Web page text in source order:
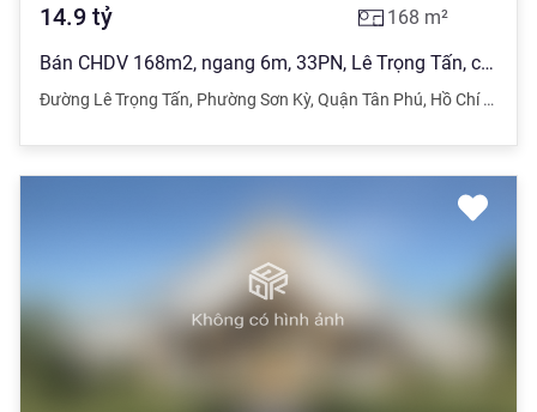
14.9 tỷ 168 m²
Bán CHDV 168m2, ngang 6m, 33PN, Lê Trọng Tấn, có dòng tiền, sát trường Đại học, 14.9 tỷ.
Đường Lê Trọng Tấn, Phường Sơn Kỳ, Quận Tân Phú, Hồ Chí Minh